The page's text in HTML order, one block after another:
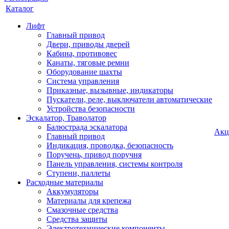
Каталог
Лифт
Главный привод
Двери, приводы дверей
Кабина, противовес
Канаты, тяговые ремни
Оборудование шахты
Система управления
Приказные, вызывные, индикаторы
Пускатели, реле, выключатели автоматические
Устройства безопасности
Эскалатор, Траволатор
Балюстрада эскалатора
Главный привод
Индикация, проводка, безопасность
Поручень, привод поручня
Панель управления, системы контроля
Ступени, паллеты
Расходные материалы
Аккумуляторы
Материалы для крепежа
Смазочные средства
Средства защиты